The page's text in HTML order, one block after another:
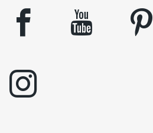
facebook youtube pinterest
instagram